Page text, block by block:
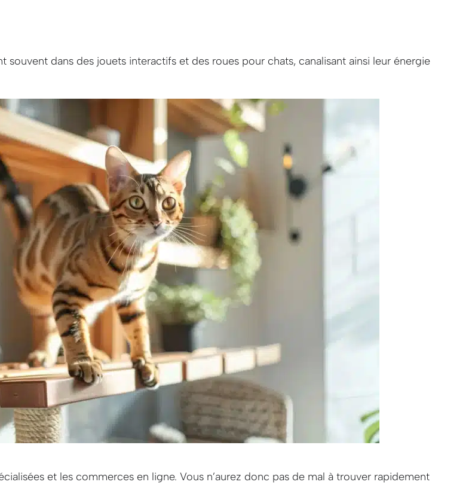
souvent dans des jouets interactifs et des roues pour chats, canalisant ainsi leur énergie
et les commerces en ligne. Vous n’aurez donc pas de mal à trouver rapidement